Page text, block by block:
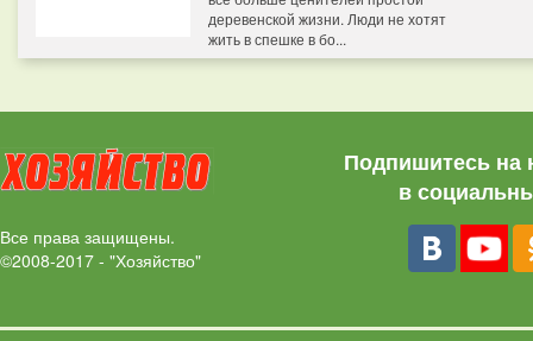
деревенской жизни. Люди не хотят
жить в спешке в бо...
Все права защищены.
©2008-2017 - "Хозяйство"
Подпишитесь на
в